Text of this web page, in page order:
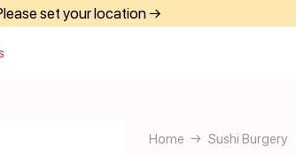
set your location →
Home Sushi Burgery